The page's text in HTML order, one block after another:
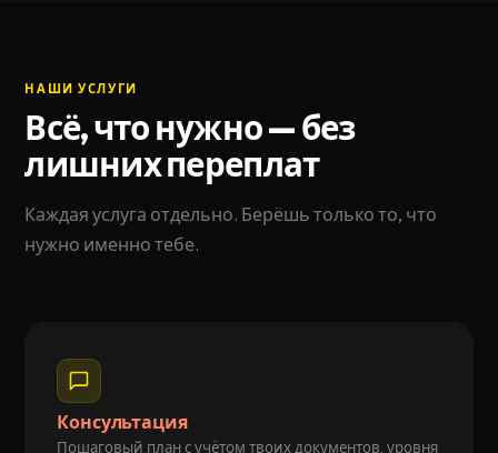
НАШИ УСЛУГИ
Всё, что нужно — без
лишних переплат
Каждая услуга отдельно. Берёшь только то, что
нужно именно тебе.
Консультация
Пошаговый план с учётом твоих документов, уровня